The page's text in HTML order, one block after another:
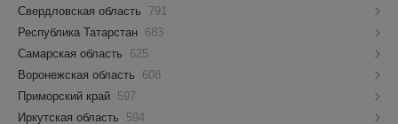
Свердловская область
791
Республика Татарстан 683
Самарская область
625
Воронежская область
608
Приморский край 597
Иркутская область
594